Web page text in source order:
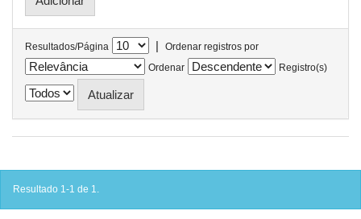
Resultados/Página |
Ordenar registros por
Ordenar
Registro(s)
Resultado 1-1 de 1.